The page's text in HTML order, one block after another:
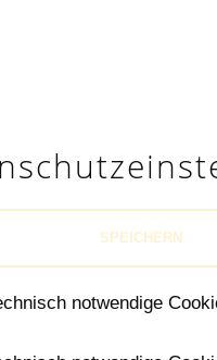
notwendige
SPEICHERN